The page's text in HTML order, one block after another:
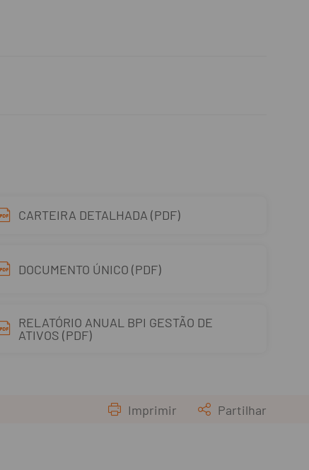
CARTEIRA DETALHADA (PDF)
DOCUMENTO ÚNICO (PDF)
RELATÓRIO ANUAL BPI GESTÃO DE
ATIVOS (PDF)
Imprimir Partilhar